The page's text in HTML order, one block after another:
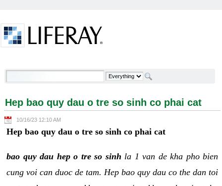
Hep bao quy dau o tre so sinh co phai cat -
Hep bao quy dau o tre so sinh co phai cat
10/16/23 12:10 AM
Hep bao quy dau o tre so sinh co phai cat
bao quy dau hep o tre so sinh la 1 van de kha pho bien
cung voi can duoc de tam. Hep bao quy dau co the dan toi